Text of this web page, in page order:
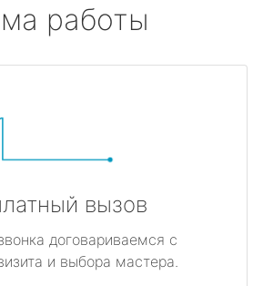
работы
вызов
договариваемся с
и выбора мастера.